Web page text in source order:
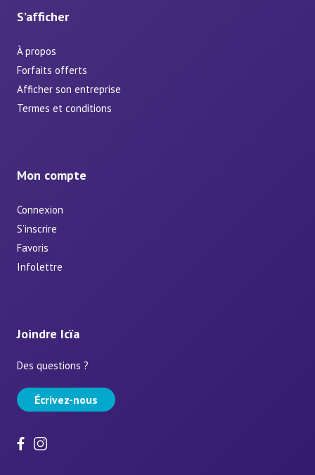
S’afficher
À propos
Forfaits offerts
Afficher son entreprise
Termes et conditions
Mon compte
Connexion
S’inscrire
Favoris
Infolettre
Joindre Icïa
Des questions ?
Écrivez-nous